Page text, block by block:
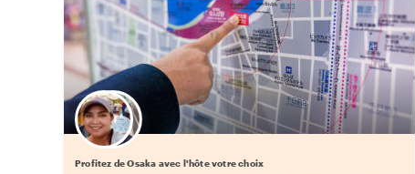
Choisissez votre local favori
Profitez de Osaka avec l'hôte votre choix